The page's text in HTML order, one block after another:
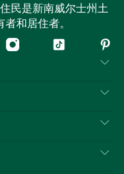
民是新南威尔士州土
和居住者。
Instagram抖